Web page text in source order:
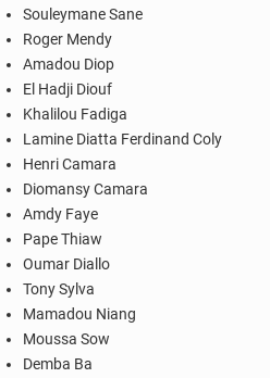
Souleymane Sane
Roger Mendy
Amadou Diop
El Hadji Diouf
Khalilou Fadiga
Lamine Diatta Ferdinand Coly
Henri Camara
Diomansy Camara
Amdy Faye
Pape Thiaw
Oumar Diallo
Tony Sylva
Mamadou Niang
Moussa Sow
Demba Ba